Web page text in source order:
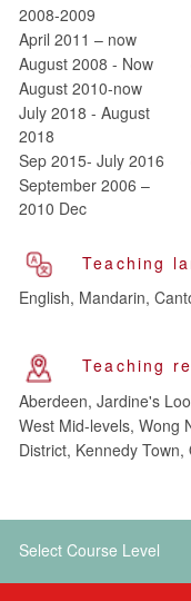
2008-2009
April 2011 – now
August 2008 - Now
August 2010-now
July 2018 - August
2018
Sep 2015- July 2016
September 2006 –
2010 Dec
Teaching
English, Mandarin,
Teaching
Aberdeen, Jardine's
West Mid-levels, Wong
District, Kennedy
Select Course Level